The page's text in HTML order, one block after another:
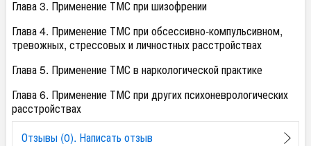
Глава 3. Применение ТМС при шизофрении
Глава 4. Применение ТМС при обсессивно-компульсивном,
тревожных, стрессовых и личностных расстройствах
Глава 5. Применение ТМС в наркологической практике
Глава 6. Применение ТМС при других психоневрологических
расстройствах
Отзывы (0). Написать отзыв